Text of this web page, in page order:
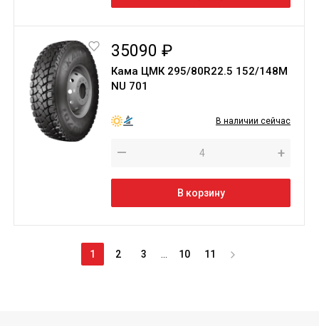
35090 ₽
Кама ЦМК 295/80R22.5 152/148M
NU 701
В наличии сейчас
— +
В корзину
1 2 3 10 11